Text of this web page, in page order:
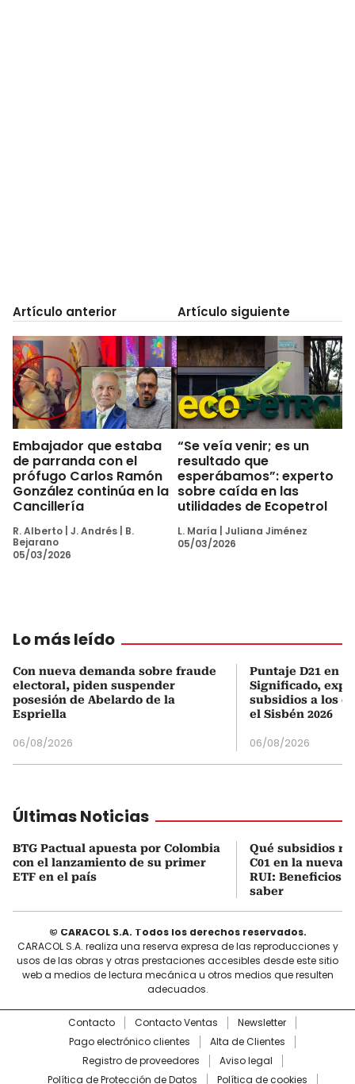
Artículo anterior
Embajador que estaba
de parranda con el
prófugo Carlos Ramón
González continúa en la
Cancillería
R. Alberto J. Andrés
B.
Bejarano
05/03/2026
Artículo siguiente
“Se veía venir; es un
resultado que
esperábamos”: experto
sobre caída en las
utilidades de Ecopetrol
L. María
Juliana Jiménez
05/03/2026
Lo más leído
Con nueva demanda sobre fraude
electoral, piden suspender
posesión de Abelardo de la
Espriella
06/08/2026
Puntaje D21 en
Significado,
subsidios a los
el Sisbén 2026
06/08/2026
Últimas Noticias
BTG Pactual apuesta por Colombia
con el lanzamiento de su primer
ETF en el país
Qué subsidios
C01 en la nueva
RUI: Beneficios
saber
© CARACOL S.A. Todos los derechos reservados.
CARACOL S.A. realiza una reserva expresa de las reproducciones y
usos de las obras y otras prestaciones accesibles desde este sitio
web a medios de lectura mecánica u otros medios que resulten
adecuados.
Contacto Contacto Ventas
Newsletter
Pago electrónico clientes
Alta de Clientes
Registro de proveedores
Aviso legal
Política de Protección de Datos
Política de cookies